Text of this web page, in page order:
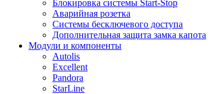
Блокировка системы Start-Stop
Аварийная розетка
Системы бесключевого доступа
Дополнительная защита замка капота
Модули и компоненты
Autolis
Excellent
Pandora
StarLine